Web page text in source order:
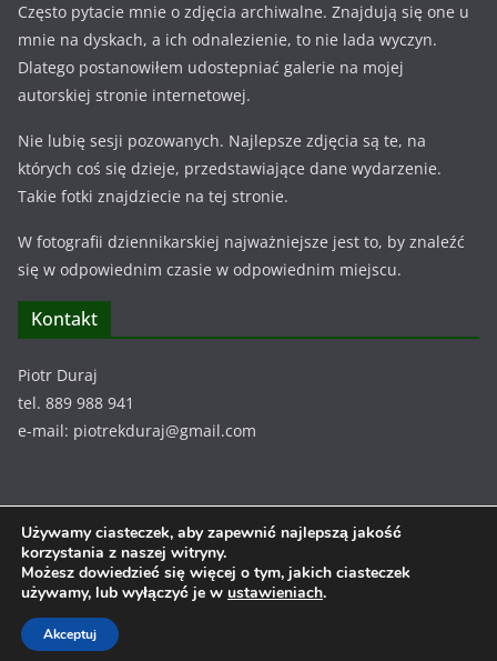
Często pytacie mnie o zdjęcia archiwalne. Znajdują się one u
mnie na dyskach, a ich odnalezienie, to nie lada wyczyn.
Dlatego postanowiłem udostepniać galerie na mojej
autorskiej stronie internetowej.
Nie lubię sesji pozowanych. Najlepsze zdjęcia są te, na
których coś się dzieje, przedstawiające dane wydarzenie.
Takie fotki znajdziecie na tej stronie.
W fotografii dziennikarskiej najważniejsze jest to, by znaleźć
się w odpowiednim czasie w odpowiednim miejscu.
Kontakt
Piotr Duraj
tel. 889 988 941
e-mail: piotrekduraj@gmail.com
Prawa autorskie © 2026 Piotr Duraj
. Wszystkie prawa
zastrzeżone.
Motyw: ColorMagstworzony przez ThemeGrill. Wspierane
Używamy ciasteczek, aby zapewnić najlepszą jakość
korzystania z naszej witryny.
Możesz dowiedzieć się więcej o tym, jakich ciasteczek
używamy, lub wyłączyć je w ustawieniach.
Akceptuj